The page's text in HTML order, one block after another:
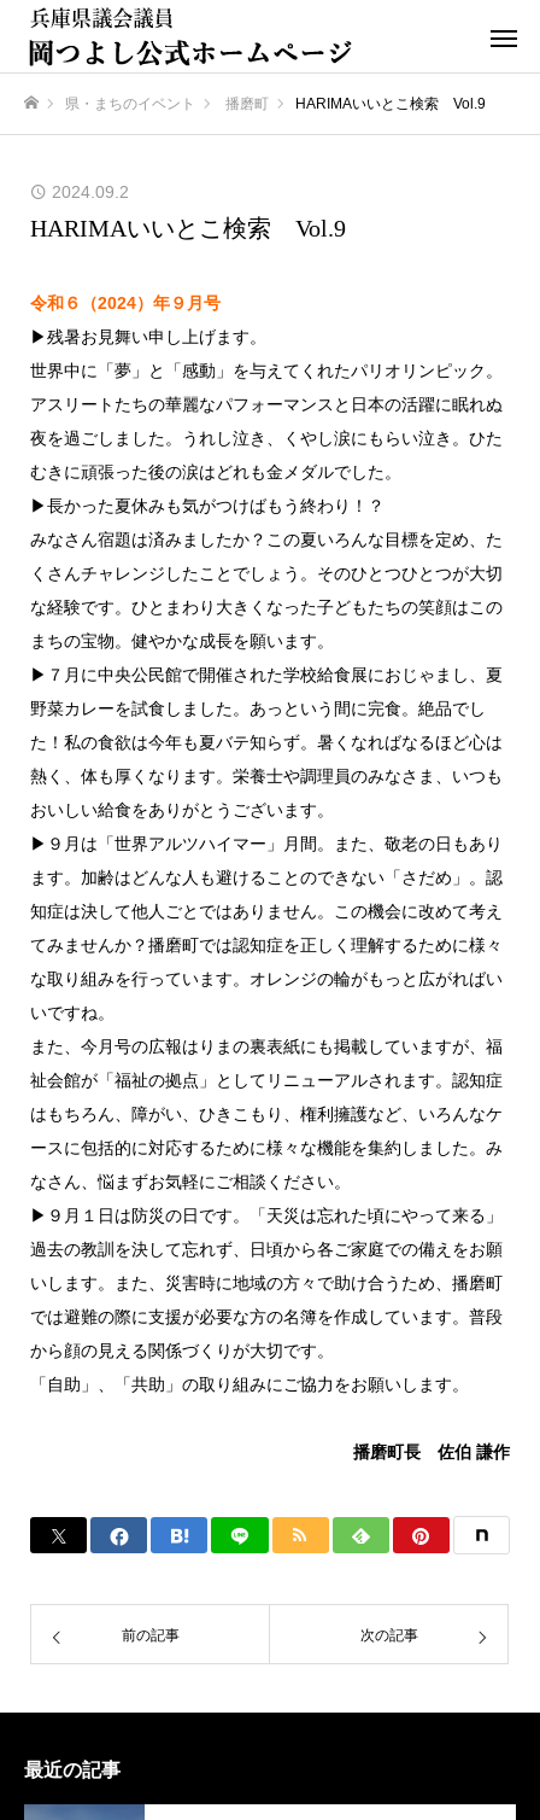
県・まちのイベント 播磨町 HARIMAいいとこ検索 Vol.9
2024.09.2
HARIMAいいとこ検索 Vol.9
令和６（2024）年９月号
▶残暑お見舞い申し上げます。
世界中に「夢」と「感動」を与えてくれたパリオリンピック。
アスリートたちの華麗なパフォーマンスと日本の活躍に眠れぬ
夜を過ごしました。うれし泣き、くやし涙にもらい泣き。ひた
むきに頑張った後の涙はどれも金メダルでした。
▶長かった夏休みも気がつけばもう終わり！？
みなさん宿題は済みましたか？この夏いろんな目標を定め、た
くさんチャレンジしたことでしょう。そのひとつひとつが大切
な経験です。ひとまわり大きくなった子どもたちの笑顔はこの
まちの宝物。健やかな成長を願います。
▶７月に中央公民館で開催された学校給食展におじゃまし、夏
野菜カレーを試食しました。あっという間に完食。絶品でし
た！私の食欲は今年も夏バテ知らず。暑くなればなるほど心は
熱く、体も厚くなります。栄養士や調理員のみなさま、いつも
おいしい給食をありがとうございます。
▶９月は「世界アルツハイマー」月間。また、敬老の日もあり
ます。加齢はどんな人も避けることのできない「さだめ」。認
知症は決して他人ごとではありません。この機会に改めて考え
てみませんか？播磨町では認知症を正しく理解するために様々
な取り組みを行っています。オレンジの輪がもっと広がればい
いですね。
また、今月号の広報はりまの裏表紙にも掲載していますが、福
祉会館が「福祉の拠点」としてリニューアルされます。認知症
はもちろん、障がい、ひきこもり、権利擁護など、いろんなケ
ースに包括的に対応するために様々な機能を集約しました。み
なさん、悩まずお気軽にご相談ください。
▶９月１日は防災の日です。「天災は忘れた頃にやって来る」
過去の教訓を決して忘れず、日頃から各ご家庭での備えをお願
いします。また、災害時に地域の方々で助け合うため、播磨町
では避難の際に支援が必要な方の名簿を作成しています。普段
から顔の見える関係づくりが大切です。
「自助」、「共助」の取り組みにご協力をお願いします。
播磨町長 佐伯 謙作
前の記事 次の記事
最近の記事